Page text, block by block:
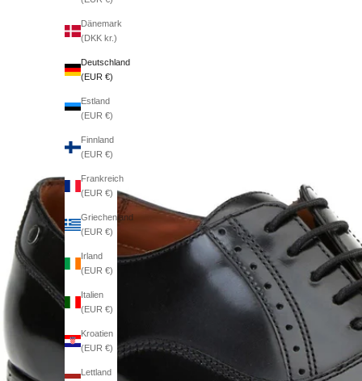
Dänemark
(DKK kr.)
Deutschland
(EUR €)
Estland
(EUR €)
Finnland
(EUR €)
Frankreich
(EUR €)
Griechenland
(EUR €)
Irland
(EUR €)
Italien
(EUR €)
Kroatien
(EUR €)
Lettland